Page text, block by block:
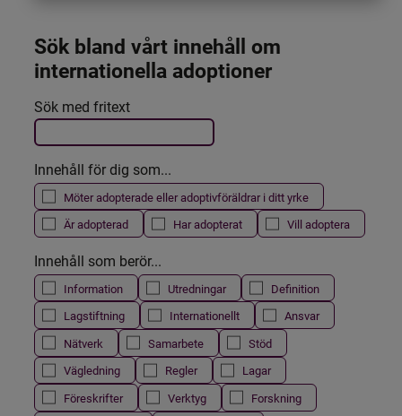
Sök bland vårt innehåll om
internationella adoptioner
Filtrera resultatet
Det här formuläret postas automatiskt
Sök med fritext
Innehåll för dig som...
Möter adopterade eller adoptivföräldrar i ditt yrke
Är adopterad
Har adopterat Vill adoptera
Innehåll som berör...
Information Utredningar
Definition
Lagstiftning
Internationellt
Ansvar
Nätverk
Samarbete
Stöd
Vägledning
Regler
Lagar
Föreskrifter
Verktyg
Forskning